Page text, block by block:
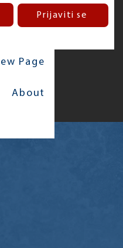
Prijaviti se
Page
About